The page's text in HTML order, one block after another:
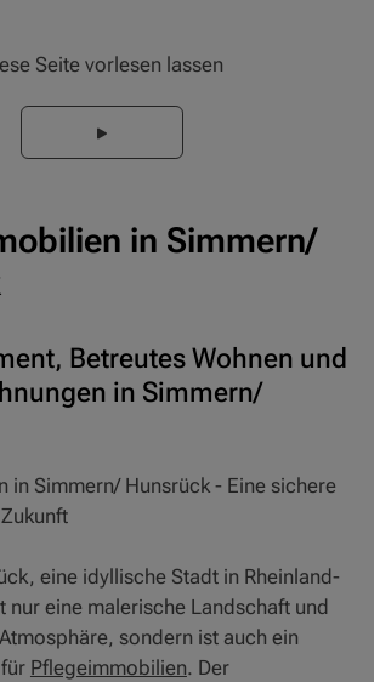
Seite vorlesen lassen
in Simmern/
Betreutes Wohnen und
in Simmern/
in Simmern/ Hunsrück - Eine sichere
eine idyllische Stadt in Rheinland-
nur eine malerische Landschaft und
sondern ist auch ein
Pflegeimmobilien. Der